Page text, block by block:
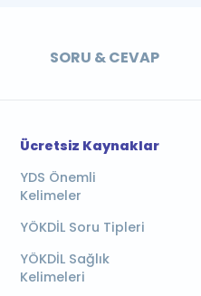
SORU & CEVAP
Ücretsiz Kaynaklar
YDS Önemli
Kelimeler
YÖKDİL Soru Tipleri
YÖKDİL Sağlık
Kelimeleri